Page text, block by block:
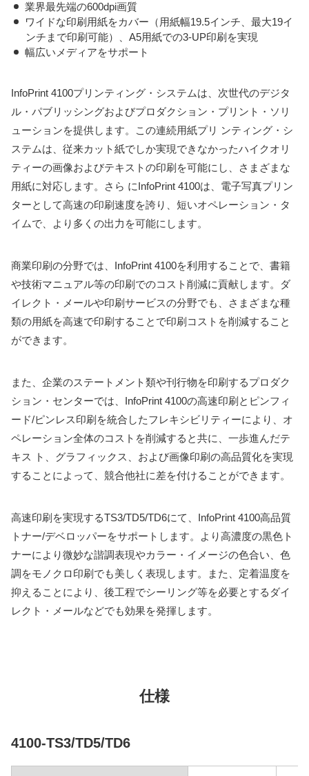
業界最先端の600dpi画質
ワイドな印刷用紙をカバー（用紙幅19.5インチ、最大19イ
ンチまで印刷可能）、A5用紙での3-UP印刷を実現
幅広いメディアをサポート
InfoPrint 4100プリンティング・システムは、次世代のデジタ
ル・パブリッシングおよびプロダクション・プリント・ソリ
ューションを提供します。この連続用紙プリ ンティング・シ
ステムは、従来カット紙でしか実現できなかったハイクオリ
ティーの画像およびテキストの印刷を可能にし、さまざまな
用紙に対応します。さら にInfoPrint 4100は、電子写真プリン
ターとして高速の印刷速度を誇り、短いオペレーション・タ
イムで、より多くの出力を可能にします。
商業印刷の分野では、InfoPrint 4100を利用することで、書籍
や技術マニュアル等の印刷でのコスト削減に貢献します。ダ
イレクト・メールや印刷サービスの分野でも、さまざまな種
類の用紙を高速で印刷することで印刷コストを削減すること
ができます。
また、企業のステートメント類や刊行物を印刷するプロダク
ション・センターでは、InfoPrint 4100の高速印刷とピンフィ
ード/ピンレス印刷を統合したフレキシビリティーにより、オ
ペレーション全体のコストを削減すると共に、一歩進んだテ
キス ト、グラフィックス、および画像印刷の高品質化を実現
することによって、競合他社に差を付けることができます。
高速印刷を実現するTS3/TD5/TD6にて、InfoPrint 4100高品質
トナー/デベロッパーをサポートします。より高濃度の黒色ト
ナーにより微妙な諧調表現やカラー・イメージの色合い、色
調をモノクロ印刷でも美しく表現します。また、定着温度を
抑えることにより、後工程でシーリング等を必要とするダイ
レクト・メールなどでも効果を発揮します。
仕様
4100-TS3/TD5/TD6